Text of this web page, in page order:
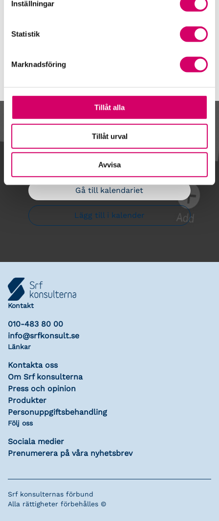
Inställningar
Statistik
Marknadsföring
Tillåt alla
Tillåt urval
Avvisa
Öppet brev till Myndigheten för yrkeshögskolan
Framtidsutsikter i lönebranschen
Kalendarium
Gå till kalendariet
Lägg till i kalender
Kontakt
010-483 80 00
info@srfkonsult.se
Länkar
Kontakta oss
Om Srf konsulterna
Press och opinion
Produkter
Personuppgiftsbehandling
Följ oss
Sociala medier
Prenumerera på våra nyhetsbrev
Srf konsulternas förbund
Alla rättigheter förbehålles ©